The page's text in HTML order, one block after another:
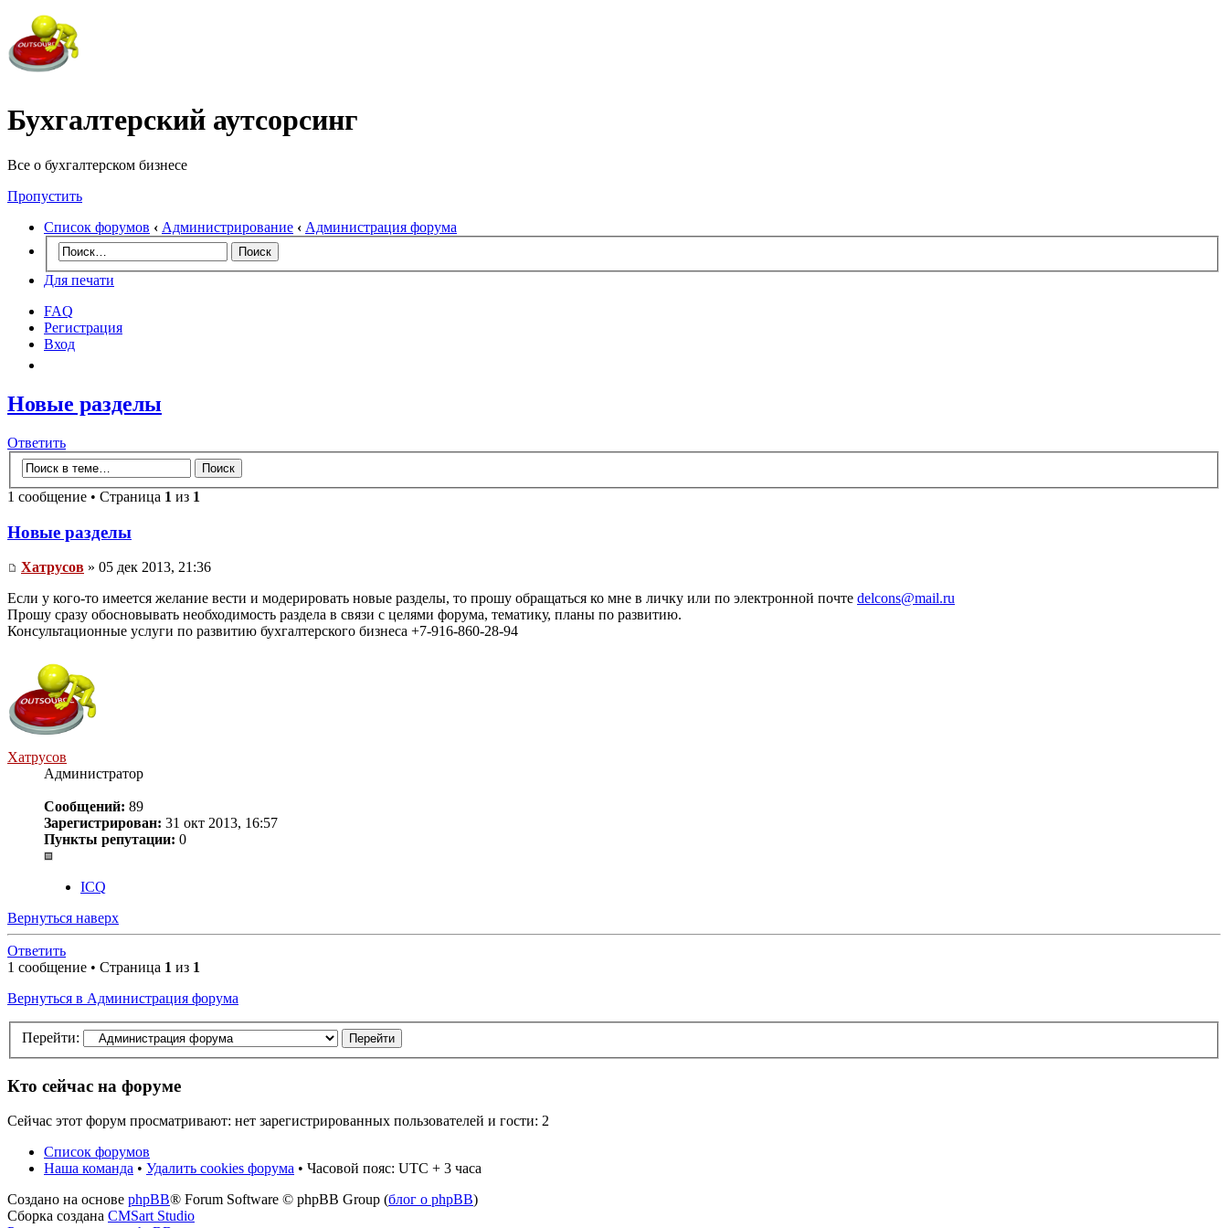
Бухгалтерский аутсорсинг
Все о бухгалтерском бизнесе
Пропустить
Список форумов ‹ Администрирование ‹ Администрация форума
Для печати
FAQ
Регистрация
Вход
Новые разделы
Ответить
1 сообщение • Страница 1 из 1
Новые разделы
Хатрусов » 05 дек 2013, 21:36
Если у кого-то имеется желание вести и модерировать новые разделы, то прошу обращаться ко мне в личку или по электронной почте delcons@mail.ru
Прошу сразу обосновывать необходимость раздела в связи с целями форума, тематику, планы по развитию.
Консультационные услуги по развитию бухгалтерского бизнеса +7-916-860-28-94
Хатрусов
Администратор
Сообщений: 89
Зарегистрирован: 31 окт 2013, 16:57
Пункты репутации: 0
ICQ
Вернуться наверх
Ответить
1 сообщение • Страница 1 из 1
Вернуться в Администрация форума
Перейти:
Кто сейчас на форуме
Сейчас этот форум просматривают: нет зарегистрированных пользователей и гости: 2
Список форумов
Наша команда • Удалить cookies форума • Часовой пояс: UTC + 3 часа
Создано на основе phpBB® Forum Software © phpBB Group (блог о phpBB)
Сборка создана CMSart Studio